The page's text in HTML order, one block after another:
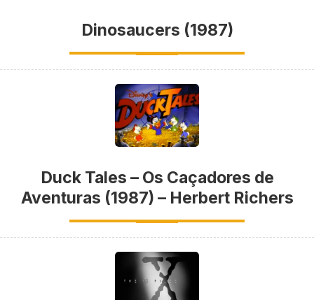
Dinosaucers (1987)
Duck Tales – Os Caçadores de
Aventuras (1987) – Herbert Richers